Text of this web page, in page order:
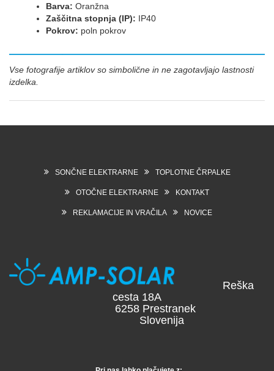
Barva: Oranžna
Zaščitna stopnja (IP): IP40
Pokrov: poln pokrov
Vse fotografije artiklov so simbolične in ne zagotavljajo lastnosti
izdelka.
SONČNE ELEKTRARNE TOPLOTNE ČRPALKE
OTOČNE ELEKTRARNE KONTAKT
REKLAMACIJE IN VRAČILA NOVICE
Reška
cesta 18A
6258 Prestranek
Slovenija